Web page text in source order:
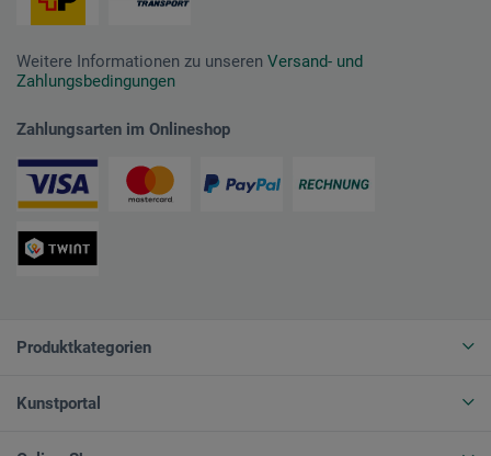
Weitere Informationen zu unseren Versand- und
Zahlungsbedingungen
Zahlungsarten im Onlineshop
Produktkategorien
Kunstportal